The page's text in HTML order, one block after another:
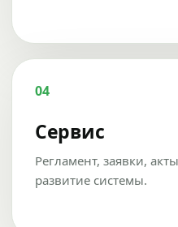
04
Сервис
Регламент, заявки,
развитие системы.